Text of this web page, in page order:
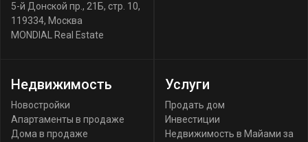
5-й Донской пр., 21Б, стр. 10,
119334, Москва
MONDIAL Real Estate
Недвижимость
Новостройки
Апартаменты в продаже
Дома в продаже
Услуги
Продать дом
Инвестиции
Недвижимость в Майами за